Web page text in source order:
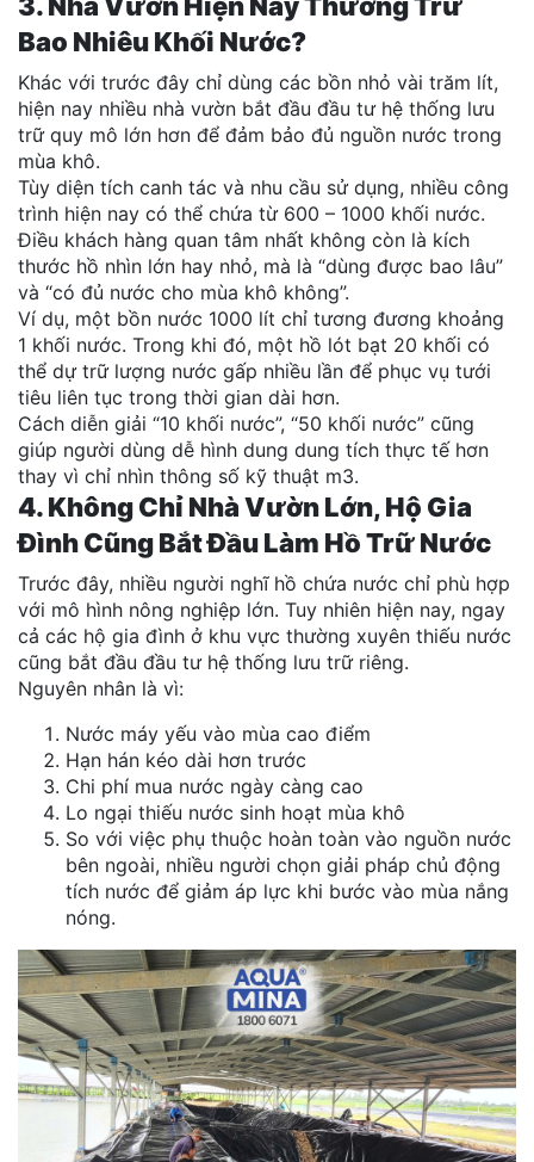
Bao Nhiêu Khối Nước?
Khác với trước đây chỉ dùng các bồn nhỏ vài trăm lít,
hiện nay nhiều nhà vườn bắt đầu đầu tư hệ thống lưu
trữ quy mô lớn hơn để đảm bảo đủ nguồn nước trong
mùa khô.
Tùy diện tích canh tác và nhu cầu sử dụng, nhiều công
trình hiện nay có thể chứa từ 600 – 1000 khối nước.
Điều khách hàng quan tâm nhất không còn là kích
thước hồ nhìn lớn hay nhỏ, mà là “dùng được bao lâu”
và “có đủ nước cho mùa khô không”.
Ví dụ, một bồn nước 1000 lít chỉ tương đương khoảng
1 khối nước. Trong khi đó, một hồ lót bạt 20 khối có
thể dự trữ lượng nước gấp nhiều lần để phục vụ tưới
tiêu liên tục trong thời gian dài hơn.
Cách diễn giải “10 khối nước”, “50 khối nước” cũng
giúp người dùng dễ hình dung dung tích thực tế hơn
thay vì chỉ nhìn thông số kỹ thuật m3.
4. Không Chỉ Nhà Vườn Lớn, Hộ Gia
Đình Cũng Bắt Đầu Làm Hồ Trữ Nước
Trước đây, nhiều người nghĩ hồ chứa nước chỉ phù hợp
với mô hình nông nghiệp lớn. Tuy nhiên hiện nay, ngay
cả các hộ gia đình ở khu vực thường xuyên thiếu nước
cũng bắt đầu đầu tư hệ thống lưu trữ riêng.
Nguyên nhân là vì:
Nước máy yếu vào mùa cao điểm
Hạn hán kéo dài hơn trước
Chi phí mua nước ngày càng cao
Lo ngại thiếu nước sinh hoạt mùa khô
So với việc phụ thuộc hoàn toàn vào nguồn nước
bên ngoài, nhiều người chọn giải pháp chủ động
tích nước để giảm áp lực khi bước vào mùa nắng
nóng.